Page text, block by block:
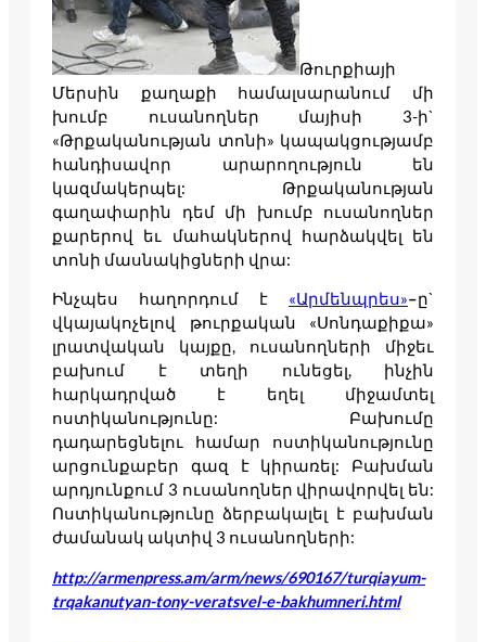
Թուրքիայի
Մերսին քաղաքի համալսարանում մի
խումբ ուսանողներ մայիսի 3-ի`
«Թրքականության տոնի» կապակցությամբ
հանդիսավոր արարողություն են
կազմակերպել: Թրքականության
գաղափարին դեմ մի խումբ ուսանողներ
քարերով եւ մահակներով հարձակվել են
տոնի մասնակիցների վրա:
Ինչպես հաղորդում է «Արմենպրես»–ը`
վկայակոչելով թուրքական «Սոնդաքիքա»
լրատվական կայքը, ուսանողների միջեւ
բախում է տեղի ունեցել, ինչին
հարկադրված է եղել միջամտել
ոստիկանությունը: Բախումը
դադարեցնելու համար ոստիկանությունը
արցունքաբեր գազ է կիրառել: Բախման
արդյունքում 3 ուսանողներ վիրավորվել են:
Ոստիկանությունը ձերբակալել է բախման
ժամանակ ակտիվ 3 ուսանողների:
http://armenpress.am/arm/news/690167/turqiayum-
trqakanutyan-tony-veratsvel-e-bakhumneri.html